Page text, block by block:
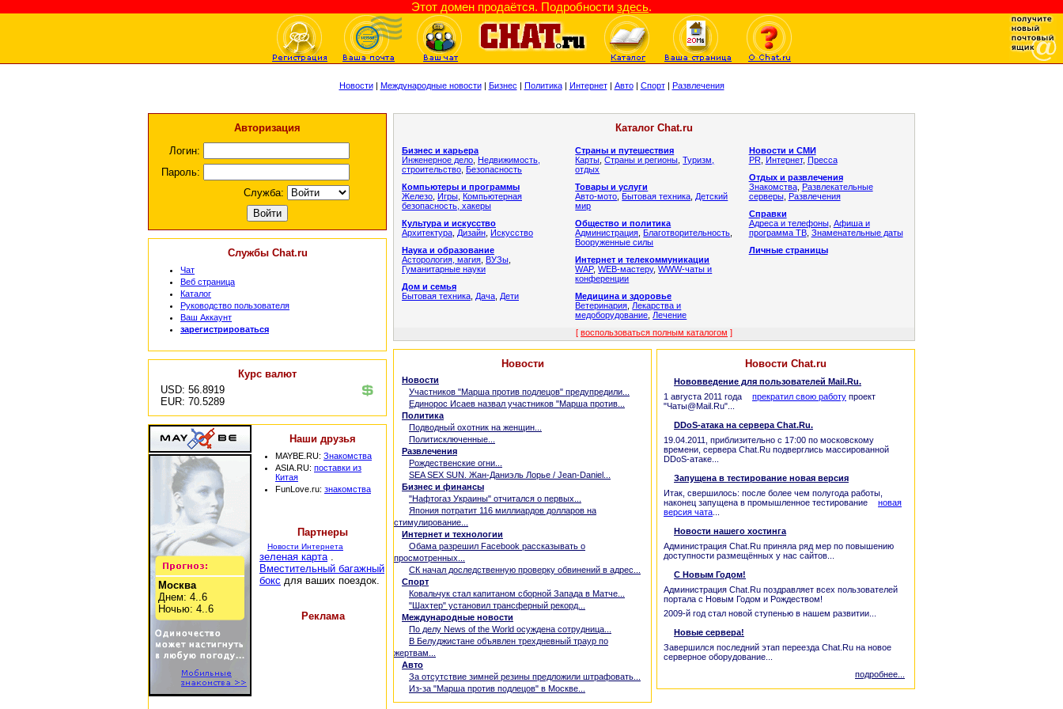
Этот домен продаётся. Подробности здесь.
Новости| Международные новости| Бизнес | Политика| Интернет| Авто| Спорт| Развлечения
Авторизация
Логин:
Пароль:
Служба:
Службы Chat.ru
Чат
Веб страница
Каталог
Руководство пользователя
Ваш Аккаунт
зарегистрироваться
Курс валют
USD: 56.8919
EUR: 70.5289
Наши друзья
MAYBE.RU: Знакомства
ASIA.RU: поставки из
Китая
FunLove.ru: знакомства
Москва
Днем: 4..6
Ночью: 4..6
Партнеры
Новости Интернета
зеленая карта.
Вместительный багажный
бокс для ваших поездок.
Реклама
Каталог Chat.ru
Бизнес и карьера
Инженерное дело Недвижимость,
строительство Безопасность
Компьютеры и программы
Железо Игры Компьютерная
безопасность, хакеры
Культура и искусство
Архитектура Дизайн Искусство
Наука и образование
Асторология, магия ВУЗы
Гуманитарные науки
Дом и семья
Бытовая техника Дача Дети
Страны и путешествия
Карты ,Страны и регионы ,Туризм,
отдых
Товары и услуги
Авто-мото Бытовая техника Детский
мир
Общество и политика
Администрация Благотворительность
Вооруженные силы
Интернет и телекоммуникации
WAP,WEB-мастеру,WWW-чаты и
конференции
Медицина и здоровье
Ветеринария Лекарства и
медоборудование Лечение
Новости и СМИ
PR
Интернет, Пресса
Отдых и развлечения
Знакомства, Развлекательные
серверы, Развлечения
Справки
Адреса и телефоны, Афиша и
программа ТВ, Знаменательные даты
Личные страницы
[ воспользоваться полным каталогом ]
Новости
Новости
Участников "Марша против подлецов" предупредили...
Единорос Исаев назвал участников "Марша против...
Политика
Подводный охотник на женщин...
Политисключенные...
Развлечения
Рождественские огни...
SEA SEX SUN. Жан-Даниэль Лорье / Jean-Daniel...
Бизнес и финансы
"Нафтогаз Украины" отчитался о первых...
Япония потратит 116 миллиардов долларов на
стимулирование...
Интернет и технологии
Обама разрешил Facebook рассказывать о
просмотренных...
СК начал доследственную проверку обвинений в адрес...
Спорт
Ковальчук стал капитаном сборной Запада в Матче...
"Шахтер" установил трансферный рекорд...
Международные новости
По делу News of the World осуждена сотрудница...
В Белуджистане объявлен трехдневный траур по
жертвам...
Авто
За отсутствие зимней резины предложили штрафовать...
Из-за "Марша против подлецов" в Москве...
Новости Chat.ru
Нововведение для пользователей Mail.Ru.
1 августа 2011 года
прекратил свою работу проект
"Чаты@Mail.Ru"...
DDoS-атака на сервера Chat.Ru.
19.04.2011, приблизительно с 17:00 по московскому
времени, сервера Chat.Ru подверглись массированной
DDoS-атаке...
Запущена в тестирование новая версия
Итак, свершилось: после более чем полугода работы,
наконец запущена в промышленное тестирование
новая
версия чата
Новости нашего хостинга
Администрация Chat.Ru приняла ряд мер по повышению
доступности размещённых у нас сайтов...
С Новым Годом!
Администрация Chat.Ru поздравляет всех пользователей
портала с Новым Годом и Рождеством!
2009-й год стал новой ступенью в нашем развитии...
Новые сервера!
Завершился последний этап переезда Chat.Ru на новое
серверное оборудование...
подробнее...